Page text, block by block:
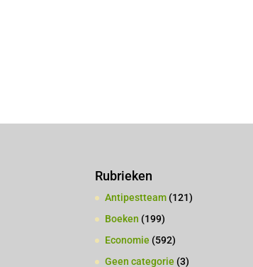
Rubrieken
Antipestteam (121)
Boeken (199)
Economie (592)
Geen categorie (3)